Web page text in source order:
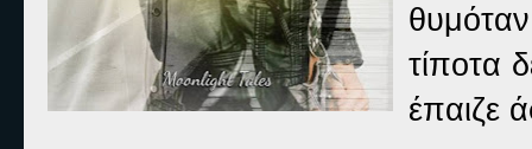
τίποτα
έπαιζε